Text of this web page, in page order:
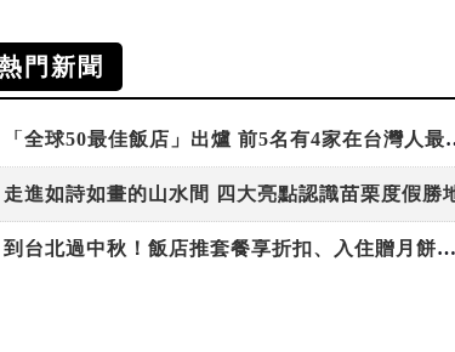
門新聞
「全球50最佳飯店
走進如詩如畫的山水間 四大亮點認識苗栗度假勝
到台北過中秋！飯店推套餐享折扣、入住贈月餅禮盒